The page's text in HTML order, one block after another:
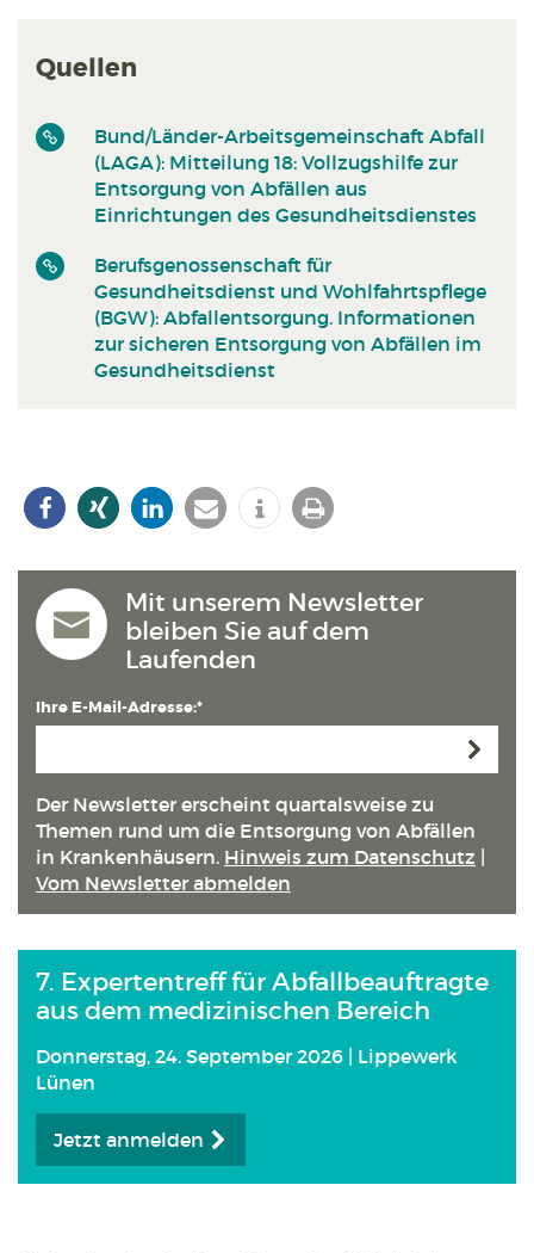
Quellen
Bund/Länder-Arbeitsgemeinschaft Abfall
(LAGA): Mitteilung 18: Vollzugshilfe zur
Entsorgung von Abfällen aus
Einrichtungen des Gesundheitsdienstes
Berufsgenossenschaft für
Gesundheitsdienst und Wohlfahrtspflege
(BGW): Abfallentsorgung. Informationen
zur sicheren Entsorgung von Abfällen im
Gesundheitsdienst
Mit unserem Newsletter
bleiben Sie auf dem
Laufenden
Ihre E-Mail-Adresse:*
Der Newsletter erscheint quartals­weise zu
Themen rund um die Entsorgung von Abfällen
in Kranken­häusern. Hinweis zum Datenschutz
Vom Newsletter abmelden
7. Expertentreff für Abfallbeauftragte
aus dem medizinischen Bereich
Donnerstag, 24. September 2026 | Lippewerk
Lünen
Jetzt anmelden